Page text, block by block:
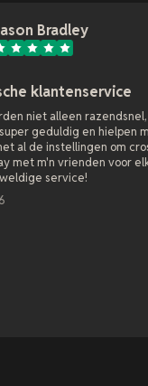
razendsnel, maar
en hielpen me stap
om cross
voor elkaar te